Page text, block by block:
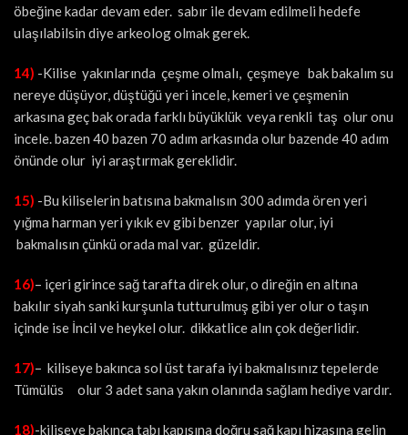
öbeğine kadar devam eder. sabır ile devam edilmeli hedefe
ulaşılabilsin diye arkeolog olmak gerek.
14) -Kilise yakınlarında çeşme olmalı, çeşmeye bak bakalım su
nereye düşüyor, düştüğü yeri incele, kemeri ve çeşmenin
arkasına geç bak orada farklı büyüklük veya renkli taş olur onu
incele. bazen 40 bazen 70 adım arkasında olur bazende 40 adım
önünde olur iyi araştırmak gereklidir.
15) -Bu kiliselerin batısına bakmalısın 300 adımda ören yeri
yığma harman yeri yıkık ev gibi benzer yapılar olur, iyi
bakmalısın çünkü orada mal var. güzeldir.
16)– içeri girince sağ tarafta direk olur, o direğin en altına
bakılır siyah sanki kurşunla tutturulmuş gibi yer olur o taşın
içinde ise İncil ve heykel olur. dikkatlice alın çok değerlidir.
17)– kiliseye bakınca sol üst tarafa iyi bakmalısınız tepelerde
Tümülüs olur 3 adet sana yakın olanında sağlam hediye vardır.
18)-kiliseye bakınca tabı kapısına doğru sağ kapı hizasına gelin